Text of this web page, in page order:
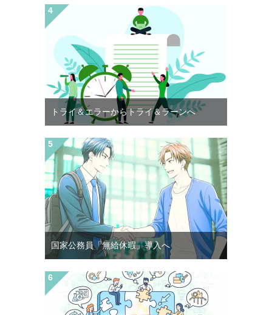
トライ＆エラーからトライ＆ラーンへ
国家公務員「無給休暇」導入へ